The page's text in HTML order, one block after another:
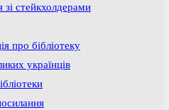
зі стейкхолдерами
про бібліотеку
українців